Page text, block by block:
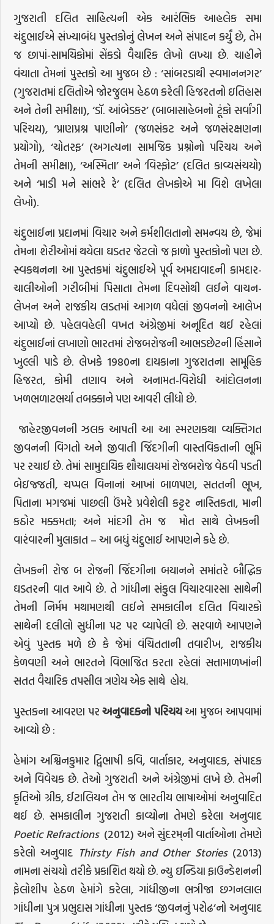
ગુજરાતી દલિત સાહિત્યની એક આરંભિક આહલેક સમા
ચંદુભાઈએ સંખ્યાબંધ પુસ્તકોનું લેખન અને સંપાદન કર્યું છે, તેમ
જ છાપાં-સામયિકોમાં સેંકડો વૈચારિક લેખો લખ્યા છે. ચાહીને
વંચાતા તેમનાં પુસ્તકો આ મુજબ છે : ‘સાંબરડાથી સ્વમાનનગર’
(ગુજરાતમાં દલિતોએ જોરજુલમ હેઠળ કરેલી હિજરતનો ઇતિહાસ
અને તેની સમીક્ષા), ‘ડૉ. આંબેડકર’ (બાબાસાહેબનો ટૂંકો સર્વાંગી
પરિચય), ‘પ્રાણપ્રશ્ન પાણીનો’ (જળસંકટ અને જળસંરક્ષણના
પ્રયોગો), ‘ચોતરફ’ (અગત્યના સામજિક પ્રશ્નોનો પરિચય અને
તેમની સમીક્ષા), ‘અસ્મિતા’ અને ‘વિસ્ફોટ’ (દલિત કાવ્યસંચયો)
અને ‘માડી મને સાંભરે રે’ (દલિત લેખકોએ મા વિશે લખેલા
લેખો).
ચંદુભાઈના પ્રદાનમાં વિચાર અને કર્મશીલતાનો સમન્વય છે, જેમાં
તેમના શેરીઓમાં થયેલા ઘડતર જેટલો જ ફાળો પુસ્તકોનો પણ છે.
સ્વકથનના આ પુસ્તકમાં ચંદુભાઈએ પૂર્વ અમદાવાદની કામદાર-
ચાલીઓની ગરીબીમાં પિસાતા તેમના દિવસોથી લઈને વાચન-
લેખન અને રાજકીય લડતમાં આગળ વધેલાં જીવનનો આલેખ
આપ્યો છે. પહેલવહેલી વખત અંગ્રેજીમાં અનૂદિત થઈ રહેલાં
ચંદુભાઈનાં લખાણો ભારતમાં રોજબરોજની આભડછેટની હિંસાને
ખુલ્લી પાડે છે. લેખકે 1980ના દાયકાના ગુજરાતના સામૂહિક
હિજરત, કોમી તણાવ અને અનામત-વિરોધી આંદોલનના
ખળભળાટભર્યા તબક્કાને પણ આવરી લીધો છે.
જાહેરજીવનની ઝલક આપતી આ આ સ્મરણકથા વ્યક્તિગત
જીવનની વિગતો અને જીવાતી જિંદગીની વાસ્તવિકતાની ભૂમિ
પર રચાઈ છે. તેમાં સામુદાયિક શૌચાલયમાં રોજબરોજ વેઠવી પડતી
બેઇજ્જતી, ચપ્પલ વિનાનાં આખાં બાળપણ, સતતની ભૂખ,
પિતાના મગજમાં પાછલી ઉંમરે પ્રવેશેલી કટ્ટર નાસ્તિકતા, માની
કઠોર મક્કમતા; અને માંદગી તેમ જ મોત સાથે લેખકની
વારંવારની મુલાકાત ‌– આ બધું ચંદુભાઈ આપણને કહે છે.
લેખકની રોજ બ રોજની જિંદગીના બયાનને સમાંતરે બૌદ્ધિક
ઘડતરની વાત આવે છે. તે ગાંધીના સંકુલ વિચારવારસા સાથેની
તેમની નિર્મમ મથામણથી લઈને સમકાલીન દલિત વિચારકો
સાથેની દલીલો સુધીના પટ પર વ્યાપેલી છે. સરવાળે આપણને
એવું પુસ્તક મળે છે કે જેમાં વંચિતતાની તવારીખ, રાજકીય
કેળવણી અને ભારતને વિભાજિત કરતા રહેલાં સત્તામાળખાંની
સતત વૈચારિક તપસીલ ત્રણેય એક સાથે હોય.
પુસ્તકના આવરણ પરઅનુવાદકનોપરિચયઆ મુજબ આપવામાં
આવ્યો છે :
હેમાંગ અશ્વિનકુમાર દ્વિભાષી કવિ, વાર્તાકાર, અનુવાદક, સંપાદક
અને વિવેચક છે. તેઓ ગુજરાતી અને અંગ્રેજીમાં લખે છે. તેમની
કૃતિઓ ગ્રીક, ઈટાલિયન તેમ જ ભારતીય ભાષાઓમાં અનુવાદિત
થઈ છે. સમકાલીન ગુજરાતી કાવ્યોના તેમણે કરેલા અનુવાદ
Poetic Refractions(2012) અને સુંદરમ્‌ની વાર્તાઓના તેમણે
કરેલો અનુવાદ Thirsty Fish and Other Stories(2013)
નામના સંચયો તરીકે પ્રકાશિત થયો છે. ન્યુ ઇન્ડિયા ફાઉન્ડેશનની
ફેલોશીપ હેઠળ હેમાંગે કરેલા, ગાંધીજીના ભત્રીજા છગનલાલ
ગાંધીના પુત્ર પ્રભુદાસ ગાંધીના પુસ્તક ‘જીવનનું પરોઢ’નો અનુવાદ